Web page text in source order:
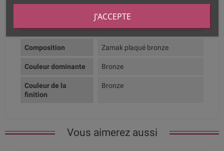
Composition Zamak plaqué bronze
Couleur dominante Bronze
Couleur de la
finition
Bronze
Vous aimerez aussi
J'ACCEPTE